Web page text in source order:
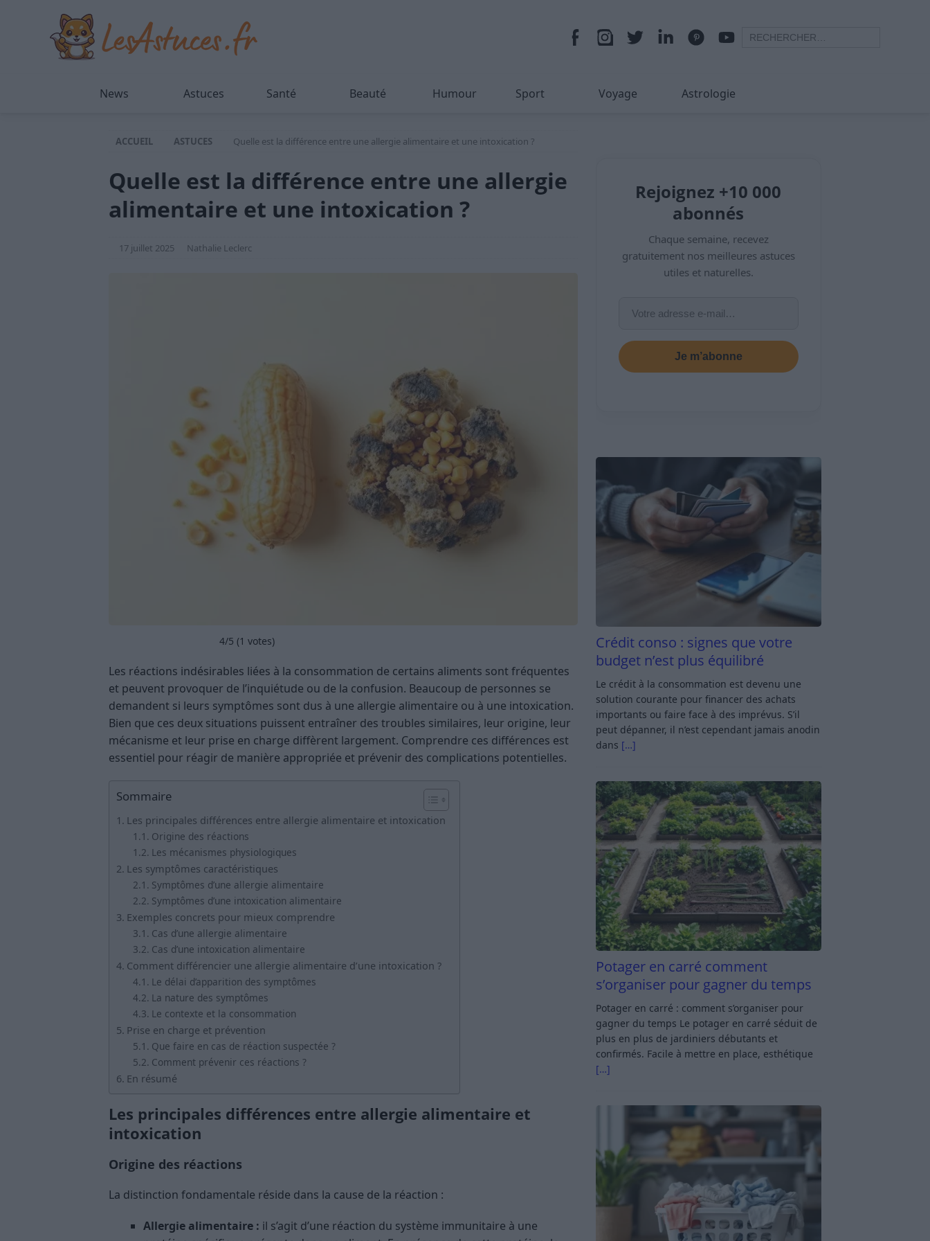
News Astuces Santé Beauté Humour Sport Voyage Astrologie
ACCUEIL ASTUCES Quelle est la différence entre une allergie alimentaire et une intoxication ?
Quelle est la différence entre une allergie
alimentaire et une intoxication ?
17 juillet 2025 Nathalie Leclerc
4/5 (1 votes)
Les réactions indésirables liées à la consommation de certains aliments sont fréquentes
et peuvent provoquer de l’inquiétude ou de la confusion. Beaucoup de personnes se
demandent si leurs symptômes sont dus à une allergie alimentaire ou à une intoxication.
Bien que ces deux situations puissent entraîner des troubles similaires, leur origine, leur
mécanisme et leur prise en charge diffèrent largement. Comprendre ces différences est
essentiel pour réagir de manière appropriée et prévenir des complications potentielles.
Sommaire
Les principales différences entre allergie alimentaire et intoxication
Origine des réactions
Les mécanismes physiologiques
Les symptômes caractéristiques
Symptômes d’une allergie alimentaire
Symptômes d’une intoxication alimentaire
Exemples concrets pour mieux comprendre
Cas d’une allergie alimentaire
Cas d’une intoxication alimentaire
Comment différencier une allergie alimentaire d’une intoxication ?
Le délai d’apparition des symptômes
La nature des symptômes
Le contexte et la consommation
Prise en charge et prévention
Que faire en cas de réaction suspectée ?
Comment prévenir ces réactions ?
En résumé
Les principales différences entre allergie alimentaire et
intoxication
Origine des réactions
La distinction fondamentale réside dans la cause de la réaction :
Allergie alimentaire : il s’agit d’une réaction du système immunitaire à une
Rejoignez +10 000
abonnés
Chaque semaine, recevez
gratuitement nos meilleures astuces
utiles et naturelles.
Je m’abonne
Crédit conso : signes que votre
budget n’est plus équilibré
Le crédit à la consommation est devenu une
solution courante pour financer des achats
importants ou faire face à des imprévus. S’il
peut dépanner, il n’est cependant jamais anodin
dans […]
Potager en carré comment
s’organiser pour gagner du temps
Potager en carré : comment s’organiser pour
gagner du temps Le potager en carré séduit de
plus en plus de jardiniers débutants et
confirmés. Facile à mettre en place, esthétique
[…]